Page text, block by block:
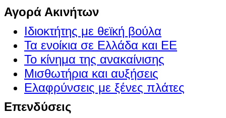
Αγορά Ακινήτων
Ιδιοκτήτης με θεϊκή βούλα
Τα ενοίκια σε Ελλάδα και ΕΕ
Το κίνημα της ανακαίνισης
Μισθωτήρια και αυξήσεις
Ελαφρύνσεις με ξένες πλάτες
Επενδύσεις